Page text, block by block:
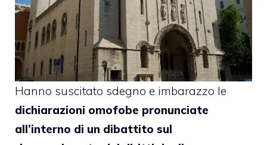
Hanno suscitato sdegno e imbarazzo le
dichiarazioni omofobe pronunciate
all’interno di un dibattito sul